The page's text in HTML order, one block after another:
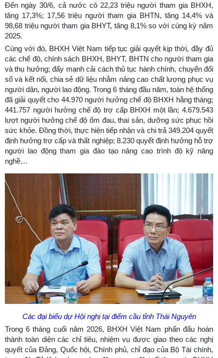
Đến ngày 30/6, cả nước có 22,23 triệu người tham gia BHXH,
tăng 17,3%; 17,56 triệu người tham gia BHTN, tăng 14,4% và
98,68 triệu người tham gia BHYT, tăng 8,1% so với cùng kỳ năm
2025.
Cùng với đó, BHXH Việt Nam tiếp tục giải quyết kịp thời, đầy đủ
các chế độ, chính sách BHXH, BHYT, BHTN cho người tham gia
và thụ hưởng; đẩy mạnh cải cách thủ tục hành chính, chuyển đổi
số và kết nối, chia sẻ dữ liệu nhằm nâng cao chất lượng phục vụ
người dân, người lao động. Trong 6 tháng đầu năm, toàn hệ thống
đã giải quyết cho 44.970 người hưởng chế độ BHXH hằng tháng;
441.757 người hưởng chế độ trợ cấp BHXH một lần; 4.679.543
lượt người hưởng chế độ ốm đau, thai sản, dưỡng sức phục hồi
sức khỏe. Đồng thời, thực hiện tiếp nhận và chi trả 349.204 quyết
định hưởng trợ cấp và thất nghiệp; 8.230 quyết định hưởng hỗ trợ
người lao động tham gia đào tạo nâng cao trình độ kỹ năng
nghề…
Các đại biểu dự Hội nghị tại điểm cầu tỉnh Thái Nguyên
Trong 6 tháng cuối năm 2026, BHXH Việt Nam phấn đấu hoàn
thành toàn diện các chỉ tiêu, nhiệm vụ được giao theo các nghị
quyết của Đảng, Quốc hội, Chính phủ, chỉ đạo của Bộ Tài chính,